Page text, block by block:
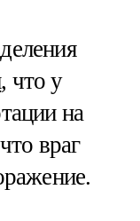
, что у
на
враг